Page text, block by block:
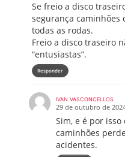
Se freio a disco
segurança caminhões
todas as rodas.
Freio a disco traseiro
“entusiastas”.
Responder
IVAN VASCONCELLOS
29 de outubro de
Sim, e é por
caminhões
acidentes.